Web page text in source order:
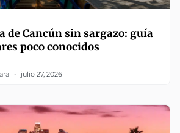
de Cancún sin sargazo: guía
poco conocidos
julio 27, 2026